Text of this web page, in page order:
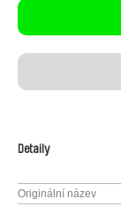
Detaily
Originální název